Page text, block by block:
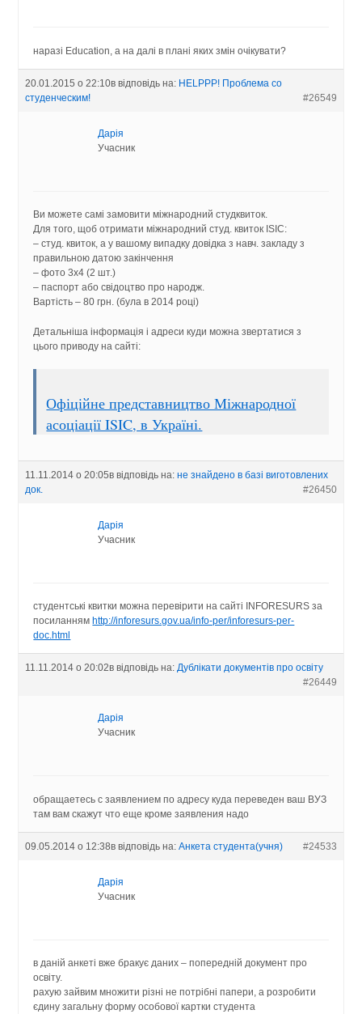
наразі Education, а на далі в плані яких змін очікувати?
20.01.2015 о 22:10в відповідь на: HELPPP! Проблема со
студенческим!
#26549
Дарія
Учасник
Ви можете самі замовити міжнародний студквиток.
Для того, щоб отримати міжнародний студ. квиток ISIC:
– студ. квиток, а у вашому випадку довідка з навч. закладу з
правильною датою закінчення
– фото 3х4 (2 шт.)
– паспорт або свідоцтво про народж.
Вартість – 80 грн. (була в 2014 році)
Детальніша інформація і адреси куди можна звертатися з
цього приводу на сайті:
Офіційне представництво Міжнародної
асоціації ISIC, в Україні.
11.11.2014 о 20:05в відповідь на:не знайдено в базі виготовлених
док.
#26450
Дарія
Учасник
студентські квитки можна перевірити на сайті INFORESURS за
посиланням http://inforesurs.gov.ua/info-per/inforesurs-per-
doc.html
11.11.2014 о 20:02в відповідь на:Дублікати документів про освіту
#26449
Дарія
Учасник
обращаетесь с заявлением по адресу куда переведен ваш ВУЗ
там вам скажут что еще кроме заявления надо
09.05.2014 о 12:38в відповідь на:Анкета студента(учня) #24533
Дарія
Учасник
в даній анкеті вже бракує даних – попередній документ про
освіту.
рахую зайвим множити різні не потрібні папери, а розробити
єдину загальну форму особової картки студента